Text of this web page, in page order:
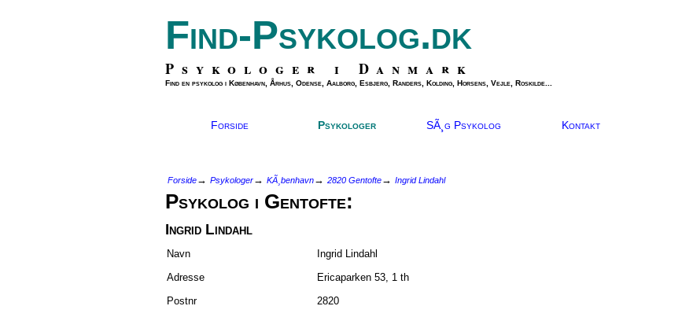
Find-Psykolog.dk
Psykologer i Danmark
Find en psykolog i København, Århus, Odense, Aalborg, Esbjerg, Randers, Kolding, Horsens, Vejle, Roskilde...
Forside Psykologer SÃ¸g Psykolog Kontakt
Forside→ Psykologer→ KÃ¸benhavn→ 2820 Gentofte→ Ingrid Lindahl
Psykolog i Gentofte:
Ingrid Lindahl
Navn
Ingrid Lindahl
Adresse
Ericaparken 53, 1 th
Postnr
2820